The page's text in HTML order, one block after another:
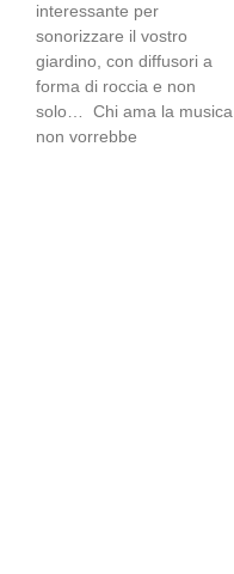
interessante per
sonorizzare il vostro
giardino, con diffusori a
forma di roccia e non
solo… Chi ama la musica
non vorrebbe